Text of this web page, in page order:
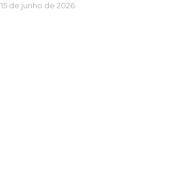
15 de junho de 2026